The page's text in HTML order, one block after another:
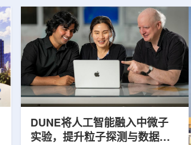
工程建设、组件制造或采购、燃料配
置及...
后，
围至钴
DUNE将人工智能融入中微子
实验，提升粒子探测与数据处